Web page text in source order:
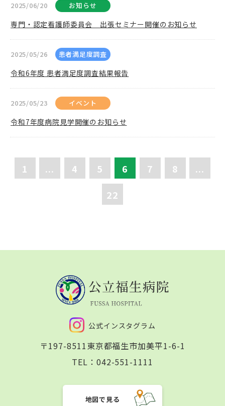
2025/06/20 お知らせ
専門・認定看護師委員会 出張セミナー開催のお知らせ
2025/05/26 患者満足度調査
令和6年度 患者満足度調査結果報告
2025/05/23 イベント
令和7年度病院見学開催のお知らせ
1 ... 4 5 6 7 8
...
22
公式インスタグラム
〒197-8511東京都福生市加美平1-6-1
TEL： 042-551-1111
地図で見る